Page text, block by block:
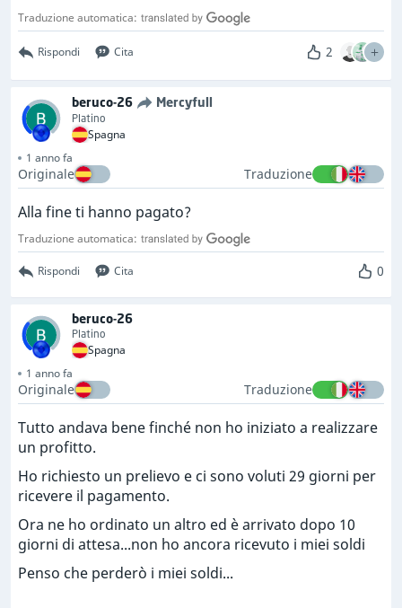
Traduzione automatica:
Rispondi Cita 2
beruco-26 Mercyfull
Platino
Spagna
1 anno fa
Originale Traduzione
Alla fine ti hanno pagato?
Traduzione automatica:
Rispondi Cita 0
beruco-26
Platino
Spagna
1 anno fa
Originale Traduzione
Tutto andava bene finché non ho iniziato a realizzare
un profitto.
Ho richiesto un prelievo e ci sono voluti 29 giorni per
ricevere il pagamento.
Ora ne ho ordinato un altro ed è arrivato dopo 10
giorni di attesa...non ho ancora ricevuto i miei soldi
Penso che perderò i miei soldi...